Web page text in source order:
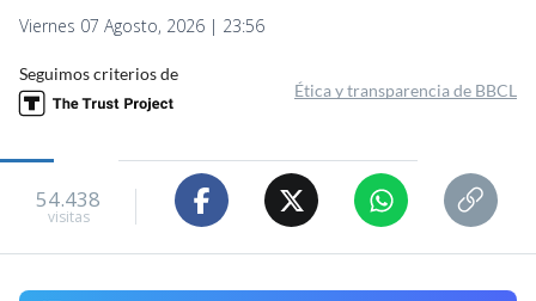
Viernes 07 Agosto, 2026 | 23:56
Seguimos criterios de
Ética y transparencia de BBCL
54.438
visitas